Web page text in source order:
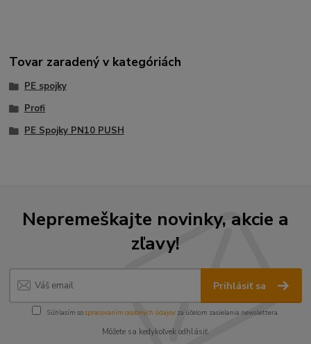
Tovar zaradený v kategóriách
PE spojky
Profi
PE Spojky PN10 PUSH
Nepremeškajte novinky, akcie a
zľavy!
Prihlásiť sa
Súhlasím sospracovaním osobných údajov za účelom zasielania newslettera.
Môžete sa kedykoľvek odhlásiť.